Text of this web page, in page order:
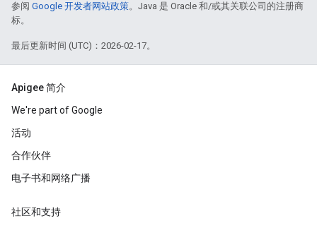
参阅 Google 开发者网站政策。Java 是 Oracle 和/或其关联公司的注册商
标。
最后更新时间 (UTC)：2026-02-17。
Apigee 简介
We're part of Google
活动
合作伙伴
电子书和网络广播
社区和支持